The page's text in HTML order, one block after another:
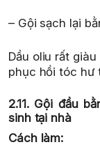
– Gội sạch lại
Dầu oliu rất
phục hồi tóc hư
2.11. Gội đầu
sinh tại nhà
Cách làm: